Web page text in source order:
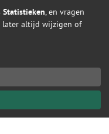
, en vragen
later altijd wijzigen of